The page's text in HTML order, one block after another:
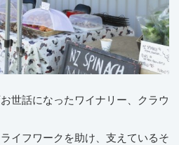
世話になったワイナリー、クラウ
イフワークを助け、支えているそ